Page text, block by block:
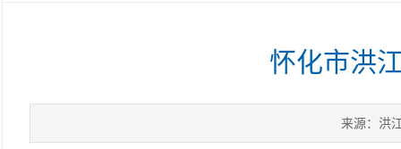
怀化市洪
来源：洪